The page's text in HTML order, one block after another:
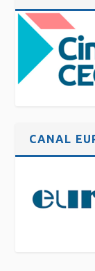
CANAL